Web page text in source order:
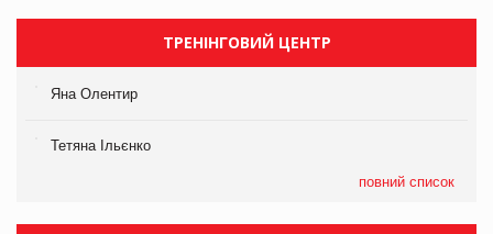
ТРЕНІНГОВИЙ ЦЕНТР
Яна Олентир
Тетяна Ільєнко
повний список